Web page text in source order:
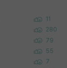
11
280
79
55
7